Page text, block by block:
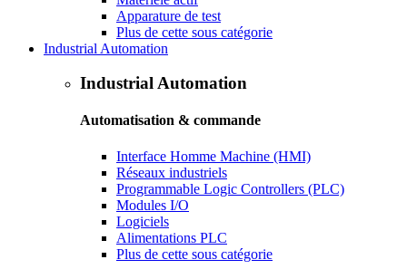
Apparature de test
Plus de cette sous catégorie
Industrial Automation
Industrial Automation
Automatisation & commande
Interface Homme Machine (HMI)
Réseaux industriels
Programmable Logic Controllers (PLC)
Modules I/O
Logiciels
Alimentations PLC
Plus de cette sous catégorie